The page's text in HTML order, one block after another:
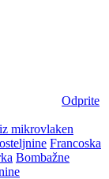
Odprite
mikrovlaken
Francoska
Bombažne